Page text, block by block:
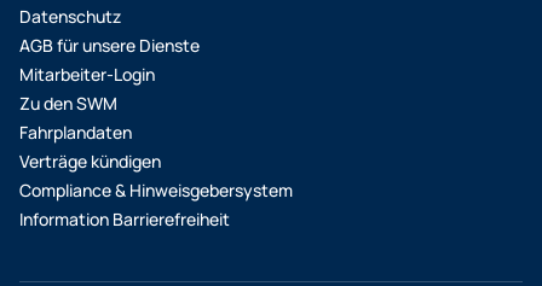
Datenschutz
AGB für unsere Dienste
Mitarbeiter-Login
Zu den SWM
Fahrplandaten
Verträge kündigen
Compliance & Hinweisgebersystem
Information Barrierefreiheit